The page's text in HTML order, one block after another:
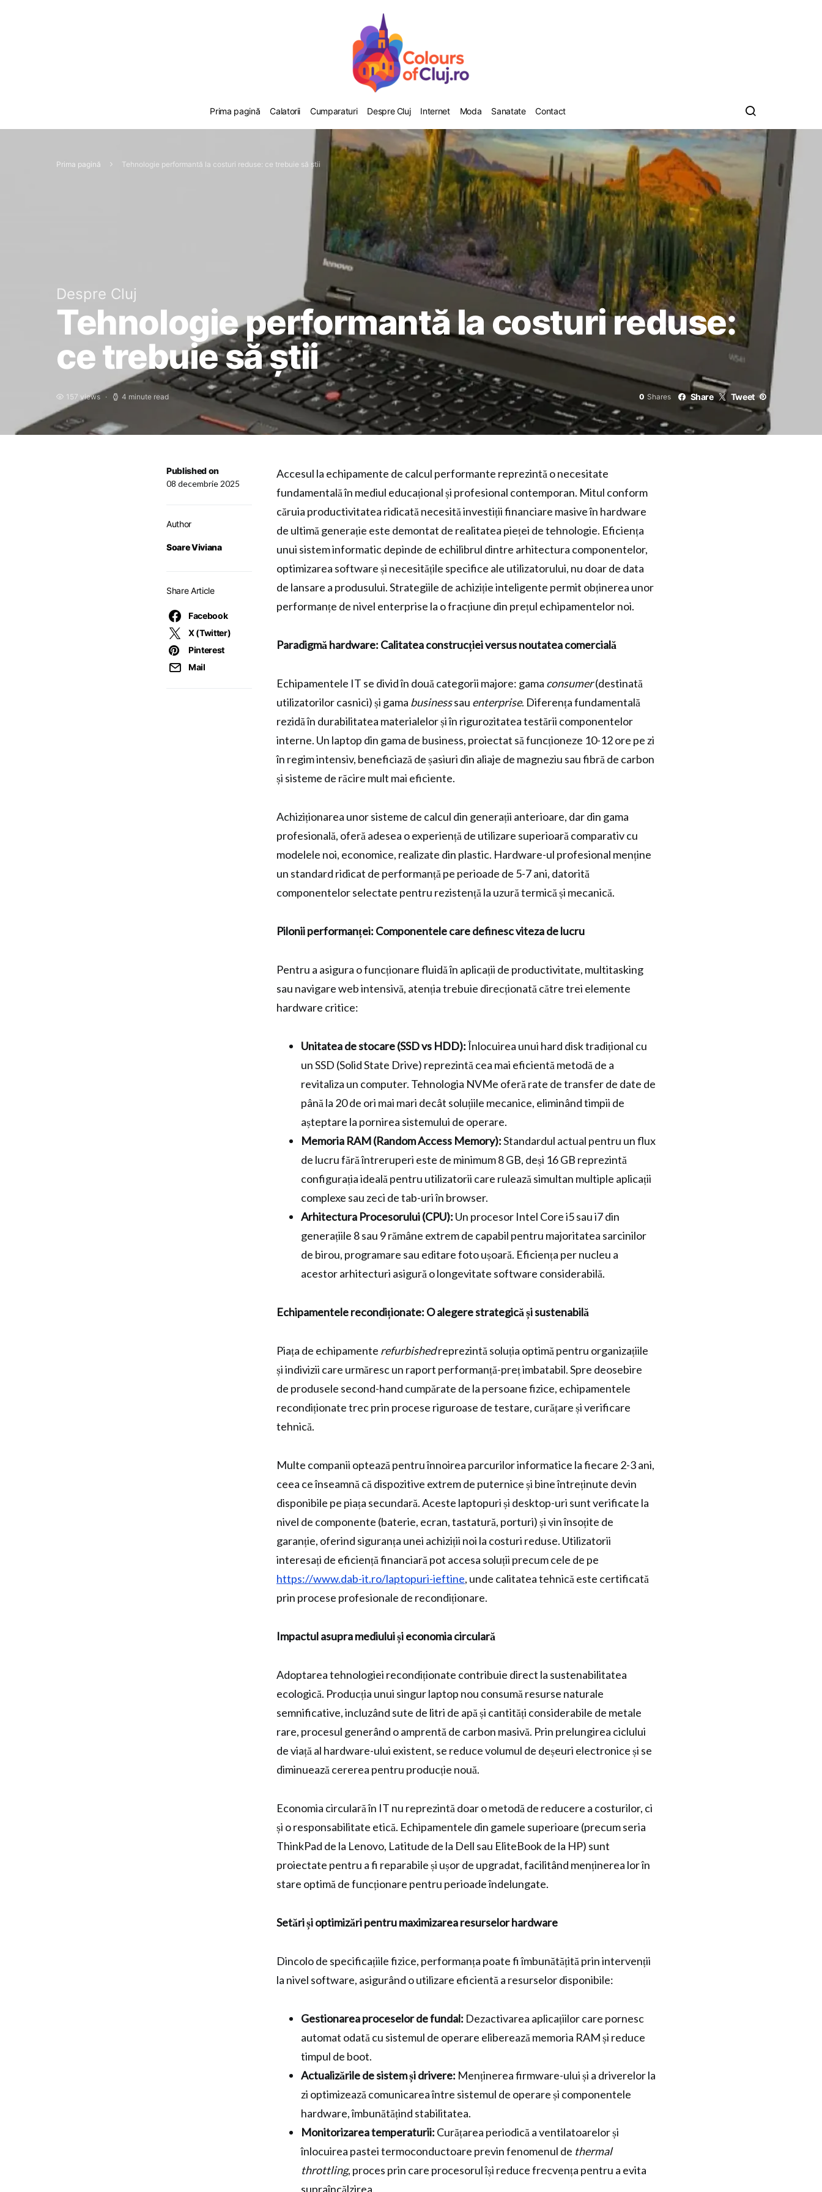
Prima pagină Calatorii Cumparaturi Despre Cluj Internet Moda Sanatate Contact
Prima pagină Tehnologie performantă la costuri reduse: ce trebuie să știi
Despre Cluj
Tehnologie performantă la costuri reduse:
ce trebuie să știi
157 views 4 minute read 0 Shares Share Tweet
Published on
08 decembrie 2025
Author
Soare Viviana
Share Article
Facebook
X (Twitter)
Pinterest
Mail
Accesul la echipamente de calcul performante reprezintă o necesitate
fundamentală în mediul educațional și profesional contemporan. Mitul conform
căruia productivitatea ridicată necesită investiții financiare masive în hardware
de ultimă generație este demontat de realitatea pieței de tehnologie. Eficiența
unui sistem informatic depinde de echilibrul dintre arhitectura componentelor,
optimizarea software și necesitățile specifice ale utilizatorului, nu doar de data
de lansare a produsului. Strategiile de achiziție inteligente permit obținerea unor
performanțe de nivel enterprise la o fracțiune din prețul echipamentelor noi.
Paradigmă hardware: Calitatea construcției versus noutatea comercială
Echipamentele IT se divid în două categorii majore: gama consumer(destinată
utilizatorilor casnici) și gama businesssau enterprise. Diferența fundamentală
rezidă în durabilitatea materialelor și în rigurozitatea testării componentelor
interne. Un laptop din gama de business, proiectat să funcționeze 10-12 ore pe zi
în regim intensiv, beneficiază de șasiuri din aliaje de magneziu sau fibră de carbon
și sisteme de răcire mult mai eficiente.
Achiziționarea unor sisteme de calcul din generații anterioare, dar din gama
profesională, oferă adesea o experiență de utilizare superioară comparativ cu
modelele noi, economice, realizate din plastic. Hardware-ul profesional menține
un standard ridicat de performanță pe perioade de 5-7 ani, datorită
componentelor selectate pentru rezistență la uzură termică și mecanică.
Pilonii performanței: Componentele care definesc viteza de lucru
Pentru a asigura o funcționare fluidă în aplicații de productivitate, multitasking
sau navigare web intensivă, atenția trebuie direcționată către trei elemente
hardware critice:
Unitatea de stocare (SSD vs HDD):Înlocuirea unui hard disk tradițional cu
un SSD (Solid State Drive) reprezintă cea mai eficientă metodă de a
revitaliza un computer. Tehnologia NVMe oferă rate de transfer de date de
până la 20 de ori mai mari decât soluțiile mecanice, eliminând timpii de
așteptare la pornirea sistemului de operare.
Memoria RAM (Random Access Memory):Standardul actual pentru un flux
de lucru fără întreruperi este de minimum 8 GB, deși 16 GB reprezintă
configurația ideală pentru utilizatorii care rulează simultan multiple aplicații
complexe sau zeci de tab-uri în browser.
Arhitectura Procesorului (CPU): Un procesor Intel Core i5 sau i7 din
generațiile 8 sau 9 rămâne extrem de capabil pentru majoritatea sarcinilor
de birou, programare sau editare foto ușoară. Eficiența per nucleu a
acestor arhitecturi asigură o longevitate software considerabilă.
Echipamentele recondiționate: O alegere strategică și sustenabilă
Piața de echipamente refurbishedreprezintă soluția optimă pentru organizațiile
și indivizii care urmăresc un raport performanță-preț imbatabil. Spre deosebire
de produsele second-hand cumpărate de la persoane fizice, echipamentele
recondiționate trec prin procese riguroase de testare, curățare și verificare
tehnică.
Multe companii optează pentru înnoirea parcurilor informatice la fiecare 2-3 ani,
ceea ce înseamnă că dispozitive extrem de puternice și bine întreținute devin
disponibile pe piața secundară. Aceste laptopuri și desktop-uri sunt verificate la
nivel de componente (baterie, ecran, tastatură, porturi) și vin însoțite de
garanție, oferind siguranța unei achiziții noi la costuri reduse. Utilizatorii
interesați de eficiență financiară pot accesa soluții precum cele de pe
https://www.dab-it.ro/laptopuri-ieftine, unde calitatea tehnică este certificată
prin procese profesionale de recondiționare.
Impactul asupra mediului și economia circulară
Adoptarea tehnologiei recondiționate contribuie direct la sustenabilitatea
ecologică. Producția unui singur laptop nou consumă resurse naturale
semnificative, incluzând sute de litri de apă și cantități considerabile de metale
rare, procesul generând o amprentă de carbon masivă. Prin prelungirea ciclului
de viață al hardware-ului existent, se reduce volumul de deșeuri electronice și se
diminuează cererea pentru producție nouă.
Economia circulară în IT nu reprezintă doar o metodă de reducere a costurilor, ci
și o responsabilitate etică. Echipamentele din gamele superioare (precum seria
ThinkPad de la Lenovo, Latitude de la Dell sau EliteBook de la HP) sunt
proiectate pentru a fi reparabile și ușor de upgradat, facilitând menținerea lor în
stare optimă de funcționare pentru perioade îndelungate.
Setări și optimizări pentru maximizarea resurselor hardware
Dincolo de specificațiile fizice, performanța poate fi îmbunătățită prin intervenții
la nivel software, asigurând o utilizare eficientă a resurselor disponibile:
Gestionarea proceselor de fundal: Dezactivarea aplicațiilor care pornesc
automat odată cu sistemul de operare eliberează memoria RAM și reduce
timpul de boot.
Actualizările de sistem și drivere: Menținerea firmware-ului și a driverelor la
zi optimizează comunicarea între sistemul de operare și componentele
hardware, îmbunătățind stabilitatea.
Monitorizarea temperaturii: Curățarea periodică a ventilatoarelor și
înlocuirea pastei termoconductoare previn fenomenul de thermal
throttling, proces prin care procesorul își reduce frecvența pentru a evita
supraîncălzirea.